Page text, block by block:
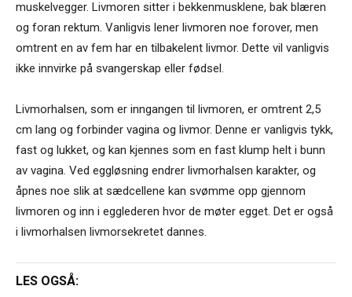
muskelvegger. Livmoren sitter i bekkenmusklene, bak blæren
og foran rektum. Vanligvis lener livmoren noe forover, men
omtrent en av fem har en tilbakelent livmor. Dette vil vanligvis
ikke innvirke på svangerskap eller fødsel.
Livmorhalsen, som er inngangen til livmoren, er omtrent 2,5
cm lang og forbinder vagina og livmor. Denne er vanligvis tykk,
fast og lukket, og kan kjennes som en fast klump helt i bunn
av vagina. Ved eggløsning endrer livmorhalsen karakter, og
åpnes noe slik at sædcellene kan svømme opp gjennom
livmoren og inn i egglederen hvor de møter egget. Det er også
i livmorhalsen livmorsekretet dannes.
LES OGSÅ: